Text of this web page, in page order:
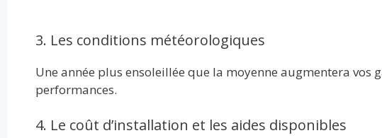
3. Les conditions météorologiques
Une année plus ensoleillée que la moyenne augmentera vos
performances.
4. Le coût d’installation et les aides disponibles